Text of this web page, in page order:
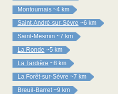
Montournais ~4 km
Saint-André-sur-Sèvre ~6 km
Saint-Mesmin ~7 km
La Ronde ~5 km
La Tardière ~8 km
La Forêt-sur-Sèvre ~7 km
Breuil-Barret ~9 km